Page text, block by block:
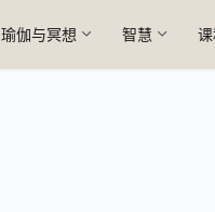
瑜伽与冥想 智慧